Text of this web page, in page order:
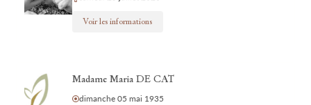
Voir les informations
Madame Maria DE CAT
dimanche 05 mai 1935